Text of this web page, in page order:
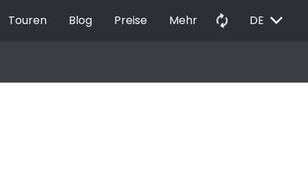
Touren Blog Preise Mehr autorenew DE EXPAND_MORE